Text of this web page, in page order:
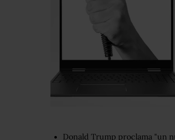
Donald Trump proclama "un